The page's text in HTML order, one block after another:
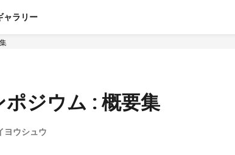
ャラリー
ジウム : 概要集
ヨウシュウ